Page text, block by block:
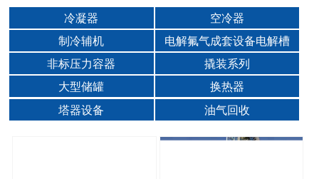
冷凝器
空冷器
制冷辅机
电解氟气成套设备电解槽
非标压力容器
撬装系列
大型储罐
换热器
塔器设备
油气回收